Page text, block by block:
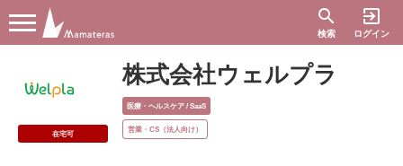
search
検索
exit_to_app
ログイン
在宅可
株式会社ウェルプラ
医療・ヘルスケア / SaaS
営業・CS（法人向け）